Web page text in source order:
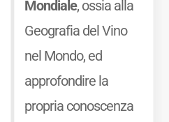
Mondiale, ossia alla
Geografia del Vino
nel Mondo, ed
approfondire la
propria conoscenza